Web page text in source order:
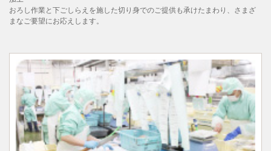
おろし作業と下ごしらえを施した切り身でのご提供も承けたまわり、さまざ
まなご要望にお応えします。